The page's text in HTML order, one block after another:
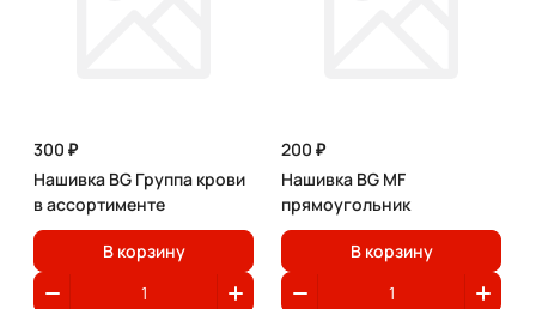
300 ₽
Нашивка BG Группа крови
в ассортименте
В корзину
200 ₽
Нашивка BG MF
прямоугольник
В корзину